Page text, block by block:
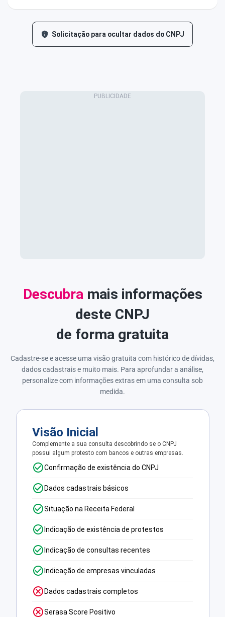
Solicitação para ocultar dados do CNPJ
Descubra mais informações
deste CNPJ
de forma gratuita
Cadastre-se e acesse uma visão gratuita com histórico de dívidas,
dados cadastrais e muito mais. Para aprofundar a análise,
personalize com informações extras em uma consulta sob
medida.
Visão Inicial
Complemente a sua consulta descobrindo se o CNPJ
possui algum protesto com bancos e outras empresas.
Confirmação de existência do CNPJ
Dados cadastrais básicos
Situação na Receita Federal
Indicação de existência de protestos
Indicação de consultas recentes
Indicação de empresas vinculadas
Dados cadastrais completos
Serasa Score Positivo